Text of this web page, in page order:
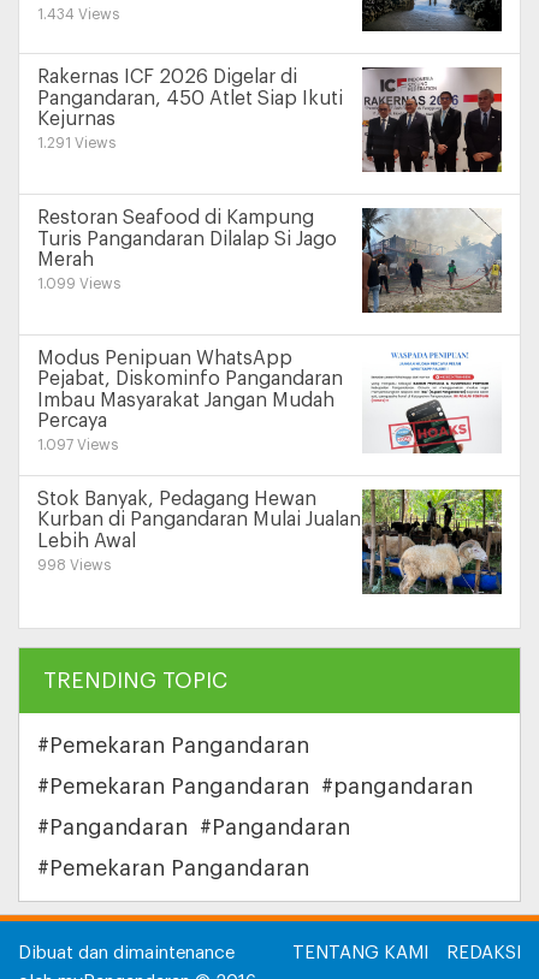
1.434 Views
Rakernas ICF 2026 Digelar di
Pangandaran, 450 Atlet Siap Ikuti
Kejurnas
1.291 Views
Restoran Seafood di Kampung
Turis Pangandaran Dilalap Si Jago
Merah
1.099 Views
Modus Penipuan WhatsApp
Pejabat, Diskominfo Pangandaran
Imbau Masyarakat Jangan Mudah
Percaya
1.097 Views
Stok Banyak, Pedagang Hewan
Kurban di Pangandaran Mulai Jualan
Lebih Awal
998 Views
TRENDING TOPIC
#Pemekaran Pangandaran
#Pemekaran Pangandaran
#pangandaran
#Pangandaran
#Pangandaran
#Pemekaran Pangandaran
Dibuat dan dimaintenance
TENTANG KAMI REDAKSI